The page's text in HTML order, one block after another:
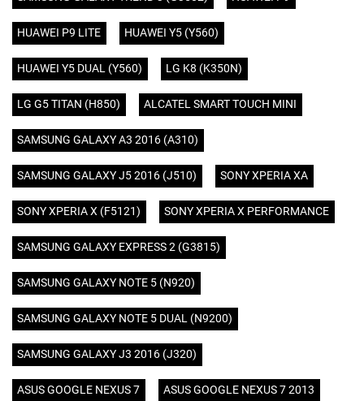
HUAWEI P9 LITE HUAWEI Y5 (Y560)
HUAWEI Y5 DUAL (Y560) LG K8 (K350N)
LG G5 TITAN (H850) ALCATEL SMART TOUCH MINI
SAMSUNG GALAXY A3 2016 (A310)
SAMSUNG GALAXY J5 2016 (J510) SONY XPERIA XA
SONY XPERIA X (F5121) SONY XPERIA X PERFORMANCE
SAMSUNG GALAXY EXPRESS 2 (G3815)
SAMSUNG GALAXY NOTE 5 (N920)
SAMSUNG GALAXY NOTE 5 DUAL (N9200)
SAMSUNG GALAXY J3 2016 (J320)
ASUS GOOGLE NEXUS 7 ASUS GOOGLE NEXUS 7 2013